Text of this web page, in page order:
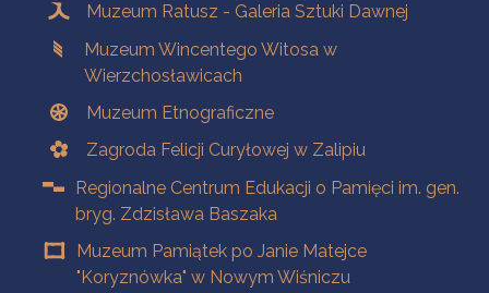
Muzeum Ratusz - Galeria Sztuki Dawnej
Muzeum Wincentego Witosa w
Wierzchosławicach
Muzeum Etnograficzne
Zagroda Felicji Curyłowej w Zalipiu
Regionalne Centrum Edukacji o Pamięci im. gen.
bryg. Zdzisława Baszaka
Muzeum Pamiątek po Janie Matejce
"Koryznówka" w Nowym Wiśniczu